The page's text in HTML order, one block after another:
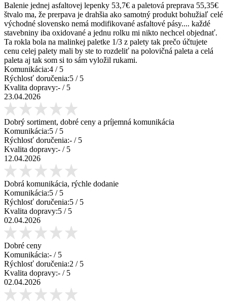
Balenie jednej asfaltovej lepenky 53,7€ a paletová preprava 55,35€
štvalo ma, že prerpava je drahšia ako samotný produkt bohužiaľ celé
východné slovensko nemá modifikované asfaltové pásy.... každé
stavebniny iba oxidované a jednu rolku mi nikto nechcel objednať.
Ta rokla bola na malinkej paletke 1/3 z palety tak prečo účtujete
cenu celej palety mali by ste to rozdeliť na polovičná paleta a celá
paleta aj tak som si to sám vyložil rukami.
Komunikácia:4 / 5
Rýchlosť doručenia:5 / 5
Kvalita dopravy:- / 5
23.04.2026
Dobrý sortiment, dobré ceny a príjemná komunikácia
Komunikácia:5 / 5
Rýchlosť doručenia:- / 5
Kvalita dopravy:- / 5
12.04.2026
Dobrá komunikácia, rýchle dodanie
Komunikácia:5 / 5
Rýchlosť doručenia:5 / 5
Kvalita dopravy:5 / 5
02.04.2026
Dobré ceny
Komunikácia:- / 5
Rýchlosť doručenia:2 / 5
Kvalita dopravy:- / 5
02.04.2026